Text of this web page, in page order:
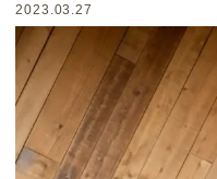
2023.03.27